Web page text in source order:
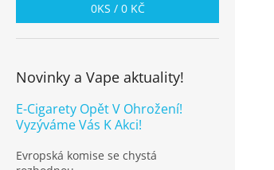
0KS / 0 KČ
Novinky a Vape aktuality!
E-Cigarety Opět V Ohrožení!
Vyzýváme Vás K Akci!
Evropská komise se chystá